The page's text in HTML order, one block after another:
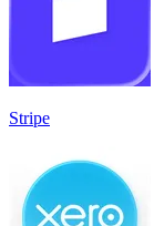
Stripe